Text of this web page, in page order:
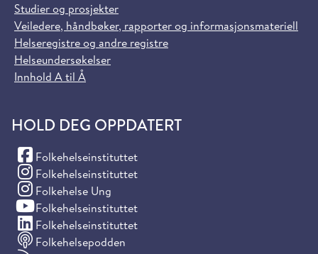
Studier og prosjekter
Veiledere, håndbøker, rapporter og informasjonsmateriell
Helseregistre og andre registre
Helseundersøkelser
Innhold A til Å
HOLD DEG OPPDATERT
Folkehelseinstituttet
(Facebook)
Folkehelseinstituttet
(Instagram)
Folkehelse Ung
(Instagram)
Folkehelseinstituttet
(YouTube)
Folkehelseinstituttet
(LinkedIn)
Folkehelsepodden